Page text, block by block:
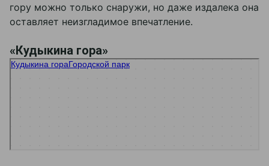
гору можно только снаружи, но даже издалека она
оставляет неизгладимое впечатление.
«Кудыкина гора»
Кудыкина гора
Парк культуры и отдыха в Липецкой области